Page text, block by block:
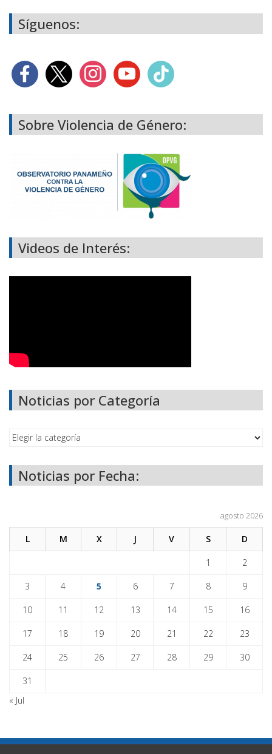
Síguenos:
Sobre Violencia de Género:
Videos de Interés:
Noticias por Categoría
Noticias por Fecha:
agosto 2026
L M X J V S D
1 2
3 4 5 6 7 8 9
10 11 12 13 14 15 16
17 18 19 20 21 22 23
24 25 26 27 28 29 30
31
« Jul